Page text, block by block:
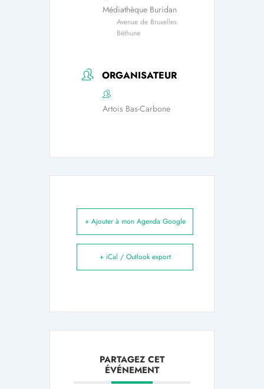
Médiathèque Buridan
Avenue de Bruxelles
Béthune
ORGANISATEUR
Artois Bas-Carbone
+ Ajouter à mon Agenda Google
+ iCal / Outlook export
PARTAGEZ CET
ÉVÉNEMENT